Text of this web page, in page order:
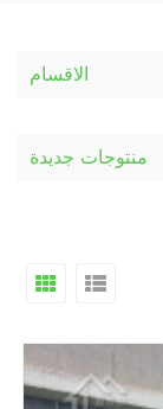
الاقسام
منتوجات جديدة